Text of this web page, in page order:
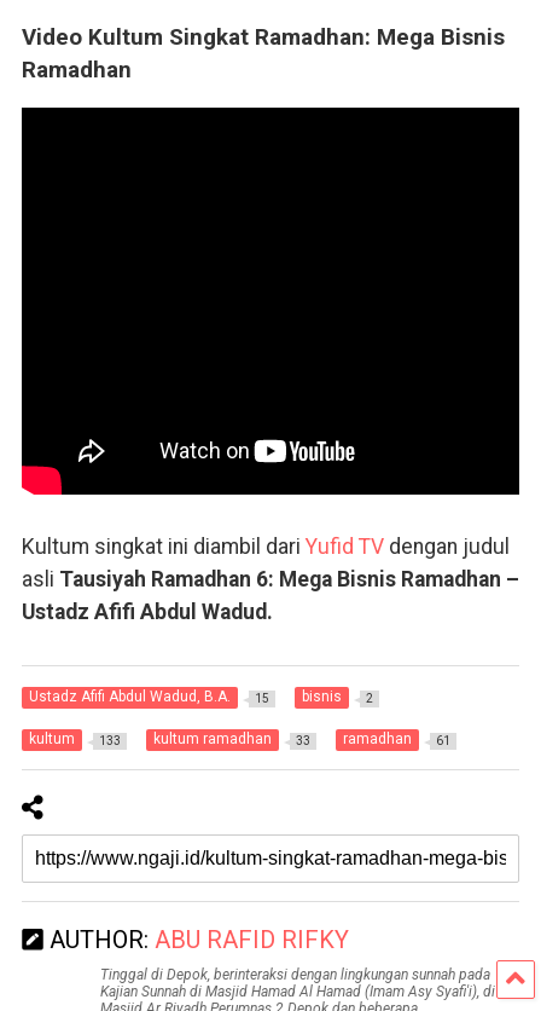
Video Kultum Singkat Ramadhan: Mega Bisnis
Ramadhan
Kultum singkat ini diambil dari Yufid TVdengan judul
asli Tausiyah Ramadhan 6: Mega Bisnis Ramadhan –
Ustadz Afifi Abdul Wadud.
Ustadz Afifi Abdul Wadud, B.A. 15 bisnis 2
kultum 133 kultum ramadhan 33 ramadhan 61
AUTHOR: ABU RAFID RIFKY
Tinggal di Depok, berinteraksi dengan lingkungan sunnah pada
Kajian Sunnah di Masjid Hamad Al Hamad (Imam Asy Syafi'i), di